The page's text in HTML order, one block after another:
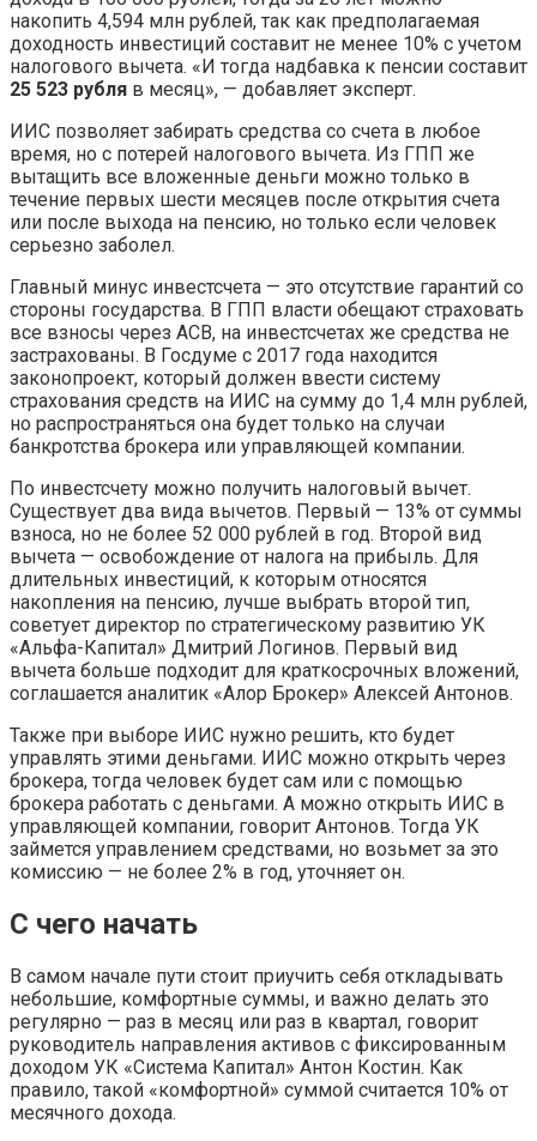
накопить 4,594 млн рублей, так как предполагаемая
доходность инвестиций составит не менее 10% с учетом
налогового вычета. «И тогда надбавка к пенсии составит
25 523 рубля в месяц», — добавляет эксперт.
ИИС позволяет забирать средства со счета в любое
время, но с потерей налогового вычета. Из ГПП же
вытащить все вложенные деньги можно только в
течение первых шести месяцев после открытия счета
или после выхода на пенсию, но только если человек
серьезно заболел.
Главный минус инвестсчета — это отсутствие гарантий со
стороны государства. В ГПП власти обещают страховать
все взносы через АСВ, на инвестсчетах же средства не
застрахованы. В Госдуме с 2017 года находится
законопроект, который должен ввести систему
страхования средств на ИИС на сумму до 1,4 млн рублей,
но распространяться она будет только на случаи
банкротства брокера или управляющей компании.
По инвестсчету можно получить налоговый вычет.
Существует два вида вычетов. Первый — 13% от суммы
взноса, но не более 52 000 рублей в год. Второй вид
вычета — освобождение от налога на прибыль. Для
длительных инвестиций, к которым относятся
накопления на пенсию, лучше выбрать второй тип,
советует директор по стратегическому развитию УК
«Альфа-Капитал» Дмитрий Логинов. Первый вид
вычета больше подходит для краткосрочных вложений,
соглашается аналитик «Алор Брокер» Алексей Антонов.
Также при выборе ИИС нужно решить, кто будет
управлять этими деньгами. ИИС можно открыть через
брокера, тогда человек будет сам или с помощью
брокера работать с деньгами. А можно открыть ИИС в
управляющей компании, говорит Антонов. Тогда УК
займется управлением средствами, но возьмет за это
комиссию — не более 2% в год, уточняет он.
С чего начать
В самом начале пути стоит приучить себя откладывать
небольшие, комфортные суммы, и важно делать это
регулярно — раз в месяц или раз в квартал, говорит
руководитель направления активов с фиксированным
доходом УК «Система Капитал» Антон Костин. Как
правило, такой «комфортной» суммой считается 10% от
месячного дохода.